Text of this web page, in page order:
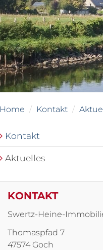
Home Kontakt
Kontakt
Aktuelles
KONTAKT
Swertz-Heine-
Thomaspfad 7
47574 Goch